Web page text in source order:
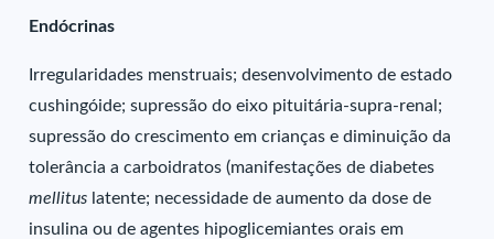
Endócrinas
Irregularidades menstruais; desenvolvimento de estado
cushingóide; supressão do eixo pituitária-supra-renal;
supressão do crescimento em crianças e diminuição da
tolerância a carboidratos (manifestações de diabetes
mellitus latente; necessidade de aumento da dose de
insulina ou de agentes hipoglicemiantes orais em